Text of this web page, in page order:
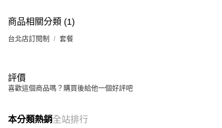
商品相關分類 (1)
台北店訂閱制 套餐
評價
喜歡這個商品嗎？購買後給他一個好評吧
本分類熱銷全站排行